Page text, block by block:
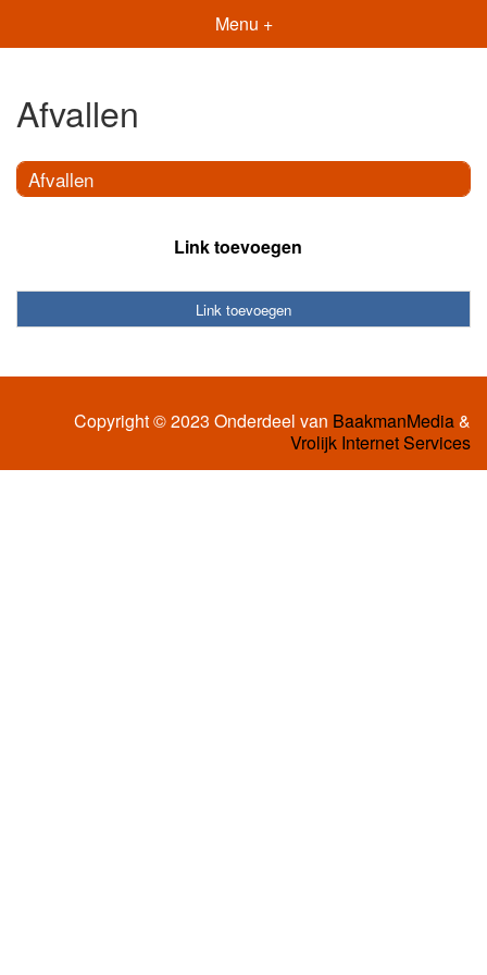
Menu +
Afvallen
Afvallen
Link toevoegen
Link toevoegen
Copyright © 2023 Onderdeel van BaakmanMedia&
Vrolijk Internet Services